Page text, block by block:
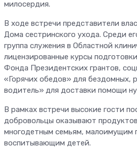
милосердия.
В ходе встречи представители
Дома сестринского ухода. Среди
группа служения в Областной
лицензированные курсы
Фонда Президентских грантов,
«Горячих обедов» для бездомных,
водитель» для доставки помощи
В рамках встречи высокие гости
добровольцы оказывают
многодетным семьям, малоимущим
воспитывающим детей.